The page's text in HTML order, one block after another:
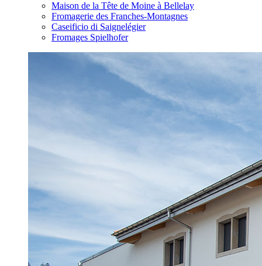
Maison de la Tête de Moine à Bellelay
Fromagerie des Franches-Montagnes
Caseificio di Saignelégier
Fromages Spielhofer